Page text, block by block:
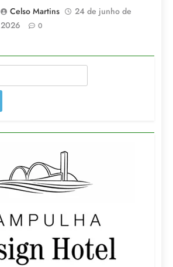
Celso Martins
24 de junho de
2026
0